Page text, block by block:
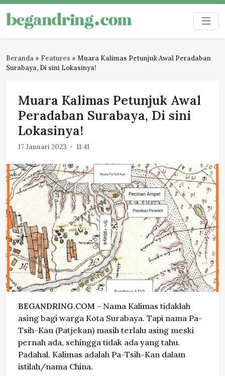
Skip
to
content
Begandring
Menjaga ingatan untuk masa depan
Beranda » Features » Muara Kalimas Petunjuk Awal Peradaban
Surabaya, Di sini Lokasinya!
Muara Kalimas Petunjuk Awal
Peradaban Surabaya, Di sini
Lokasinya!
17 Januari 2023 11:41
BEGANDRING.COM - Nama Kalimas tidaklah
asing bagi warga Kota Surabaya. Tapi nama Pa-
Tsih-Kan (Patjekan) masih terlalu asing meski
pernah ada, sehingga tidak ada yang tahu.
Padahal, Kalimas adalah Pa-Tsih-Kan dalam
istilah/nama China.